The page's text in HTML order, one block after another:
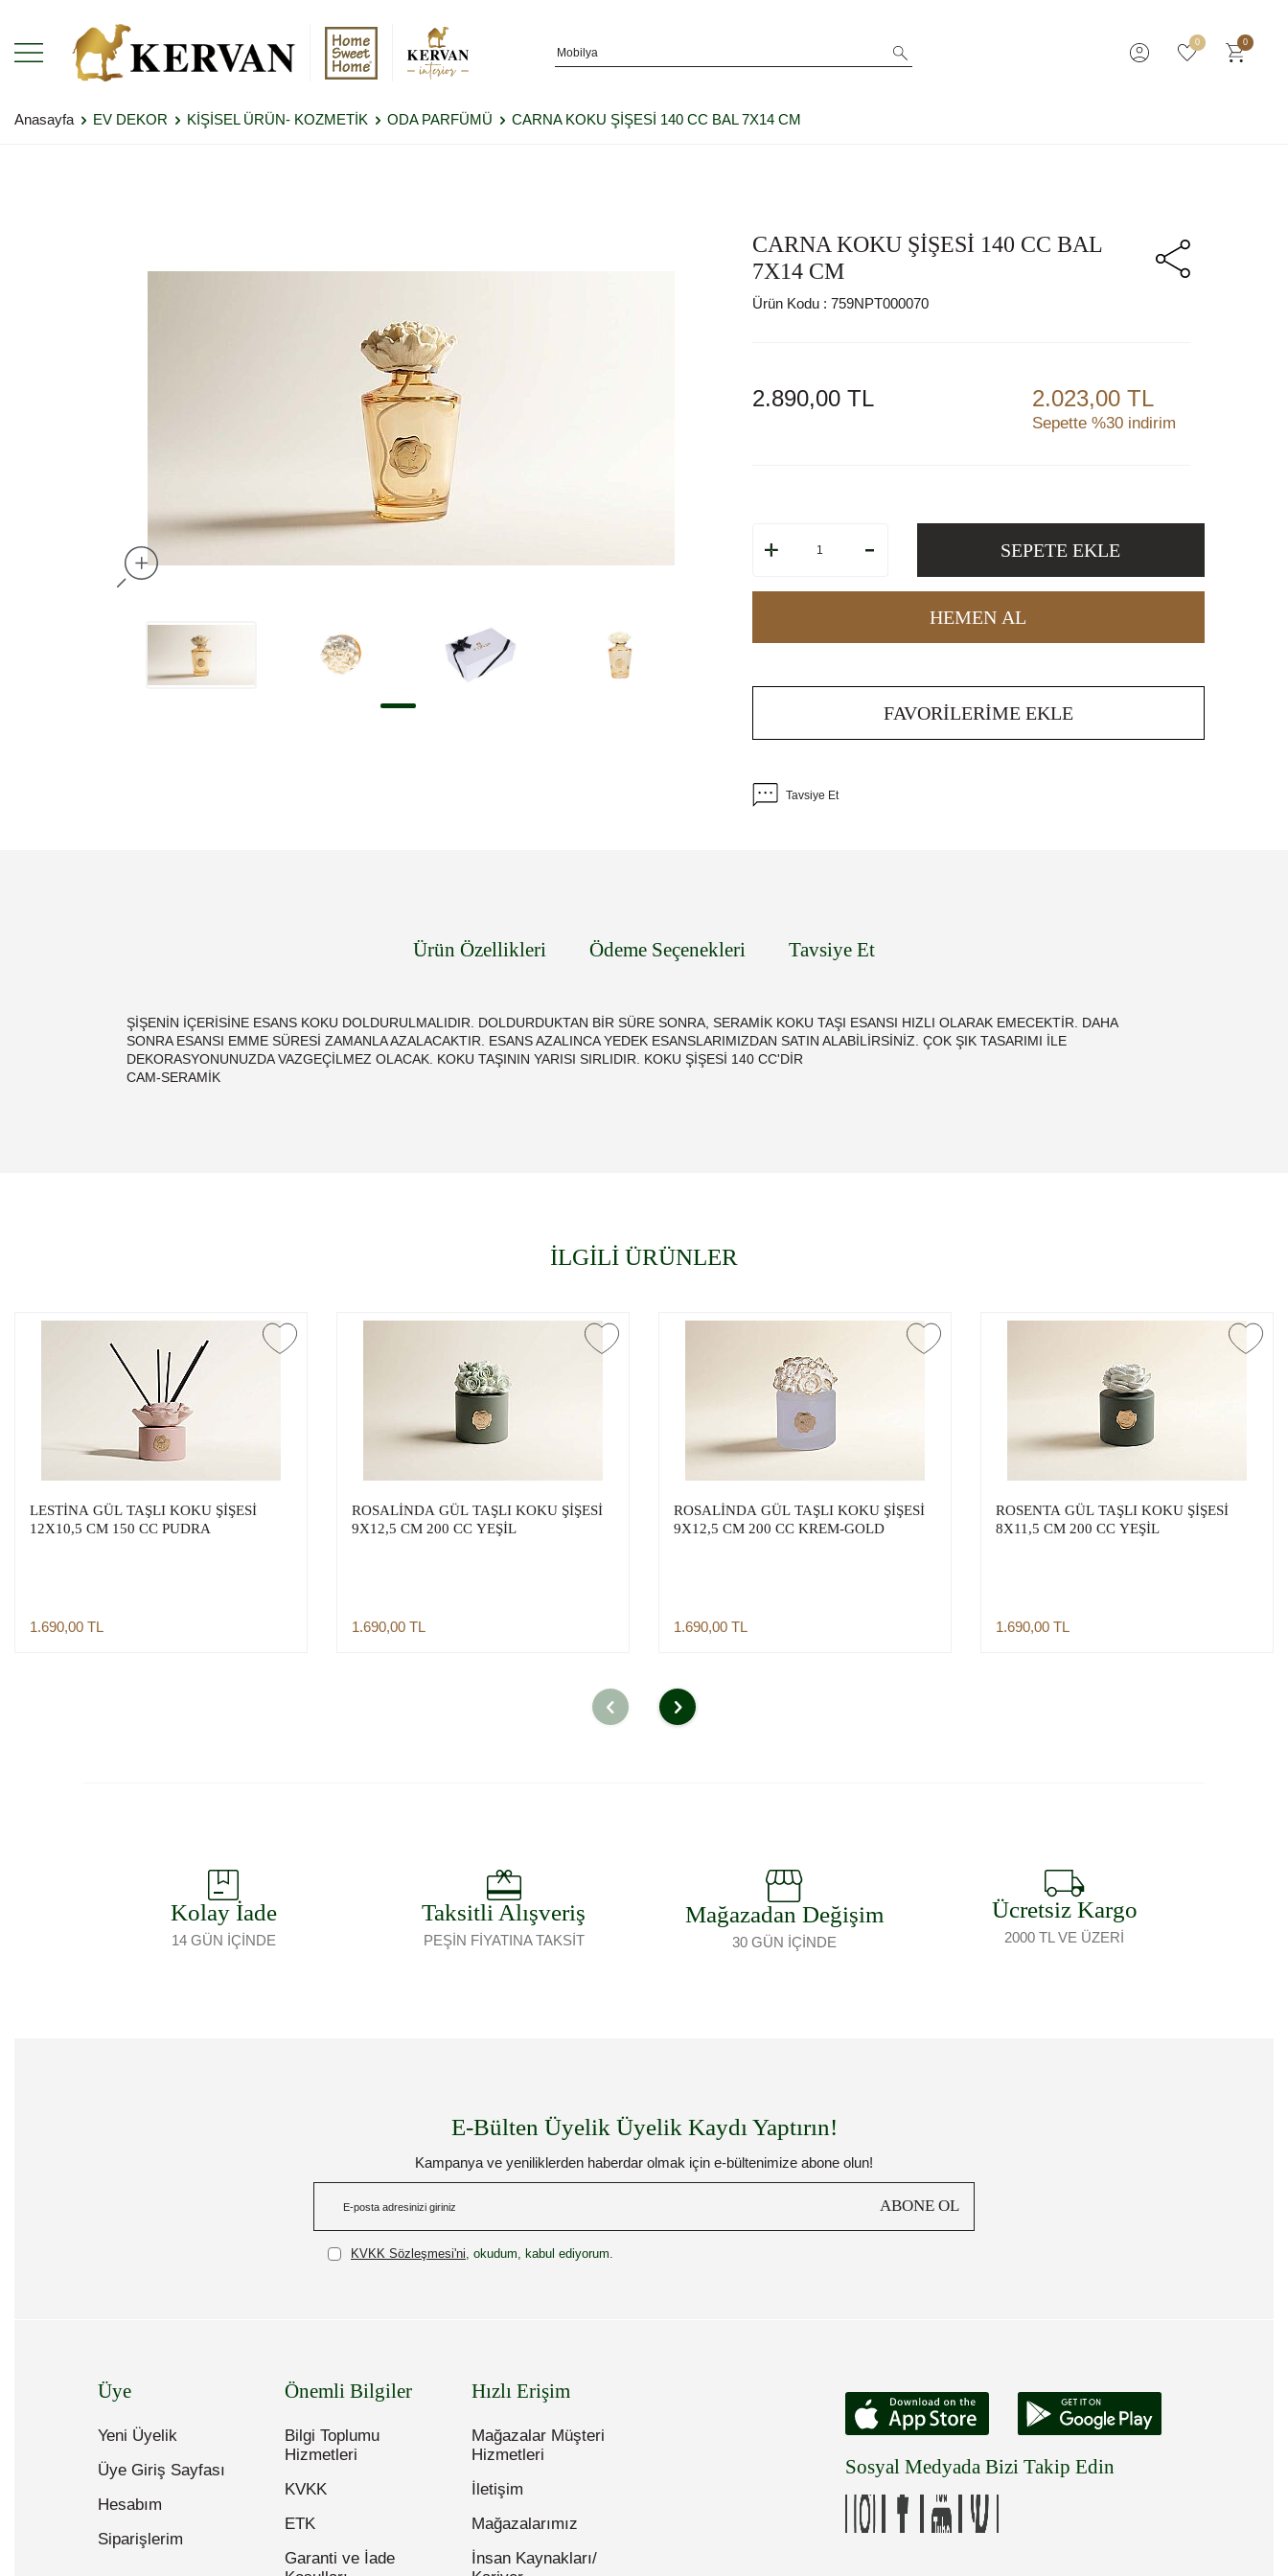
0 0
Anasayfa EV DEKOR KİŞİSEL ÜRÜN- KOZMETİK ODA PARFÜMÜ CARNA KOKU ŞİŞESİ 140 CC BAL 7X14 CM
CARNA KOKU ŞİŞESİ 140 CC BAL
7X14 CM
Ürün Kodu : 759NPT000070
2.890,00TL 2.023,00 TL
Sepette %30 indirim
SEPETE EKLE
HEMEN AL
FAVORILERIME EKLE
Tavsiye Et
Ürün Özellikleri Ödeme Seçenekleri Tavsiye Et
ŞİŞENİN İÇERİSİNE ESANS KOKU DOLDURULMALIDIR. DOLDURDUKTAN BİR SÜRE SONRA, SERAMİK KOKU TAŞI ESANSI HIZLI OLARAK EMECEKTİR. DAHA
SONRA ESANSI EMME SÜRESİ ZAMANLA AZALACAKTIR. ESANS AZALINCA YEDEK ESANSLARIMIZDAN SATIN ALABİLİRSİNİZ. ÇOK ŞIK TASARIMI İLE
DEKORASYONUNUZDA VAZGEÇİLMEZ OLACAK. KOKU TAŞININ YARISI SIRLIDIR. KOKU ŞİŞESİ 140 CC'DİR
CAM-SERAMİK
İLGİLİ ÜRÜNLER
LESTİNA GÜL TAŞLI KOKU ŞİŞESİ
12X10,5 CM 150 CC PUDRA
1.690,00 TL
ROSALİNDA GÜL TAŞLI KOKU ŞİŞESİ
9X12,5 CM 200 CC YEŞİL
1.690,00 TL
ROSALİNDA GÜL TAŞLI KOKU ŞİŞESİ
9X12,5 CM 200 CC KREM-GOLD
1.690,00 TL
ROSENTA GÜL TAŞLI KOKU ŞİŞESİ
8X11,5 CM 200 CC YEŞİL
1.690,00 TL
Kolay İade
14 GÜN İÇİNDE
Taksitli Alışveriş
PEŞİN FİYATINA TAKSİT
Mağazadan Değişim
30 GÜN İÇİNDE
Ücretsiz Kargo
2000 TL VE ÜZERİ
E-Bülten Üyelik Üyelik Kaydı Yaptırın!
Kampanya ve yeniliklerden haberdar olmak için e-bültenimize abone olun!
ABONE OL
KVKK Sözleşmesi'ni , okudum, kabul ediyorum.
Üye
Yeni Üyelik
Üye Giriş Sayfası
Hesabım
Siparişlerim
Önemli Bilgiler
Bilgi Toplumu
Hizmetleri
KVKK
ETK
Garanti ve İade
Hızlı Erişim
Mağazalar Müşteri
Hizmetleri
İletişim
Mağazalarımız
İnsan Kaynakları/
Sosyal Medyada Bizi Takip Edin